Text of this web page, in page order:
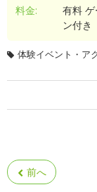
料金:
有料
ン付き
体験イベント・ア
前へ